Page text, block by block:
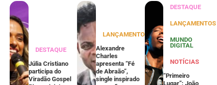
DESTAQUE
Júlia Cristiano
participa do
Viradão Gospel
LANÇAMENTOS
Alexandre
Charles
apresenta “Fé
de Abraão”,
single inspirado
DESTAQUE
LANÇAMENTOS
MUNDO
DIGITAL
NOTÍCIAS
“Primeiro
Lugar”: João